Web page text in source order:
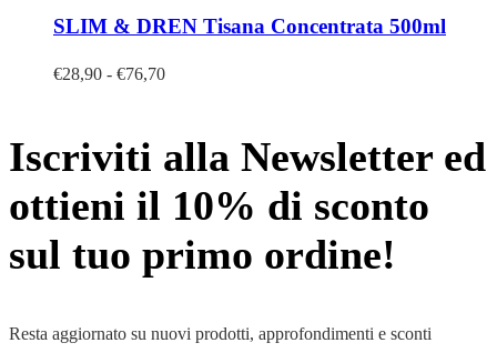
SLIM & DREN Tisana Concentrata 500ml
€28,90 - €76,70Fascia
da
Iscriviti alla Newsletter ed
ottieni il 10% di sconto
sul tuo primo ordine!
Resta aggiornato su nuovi prodotti, approfondimenti e sconti